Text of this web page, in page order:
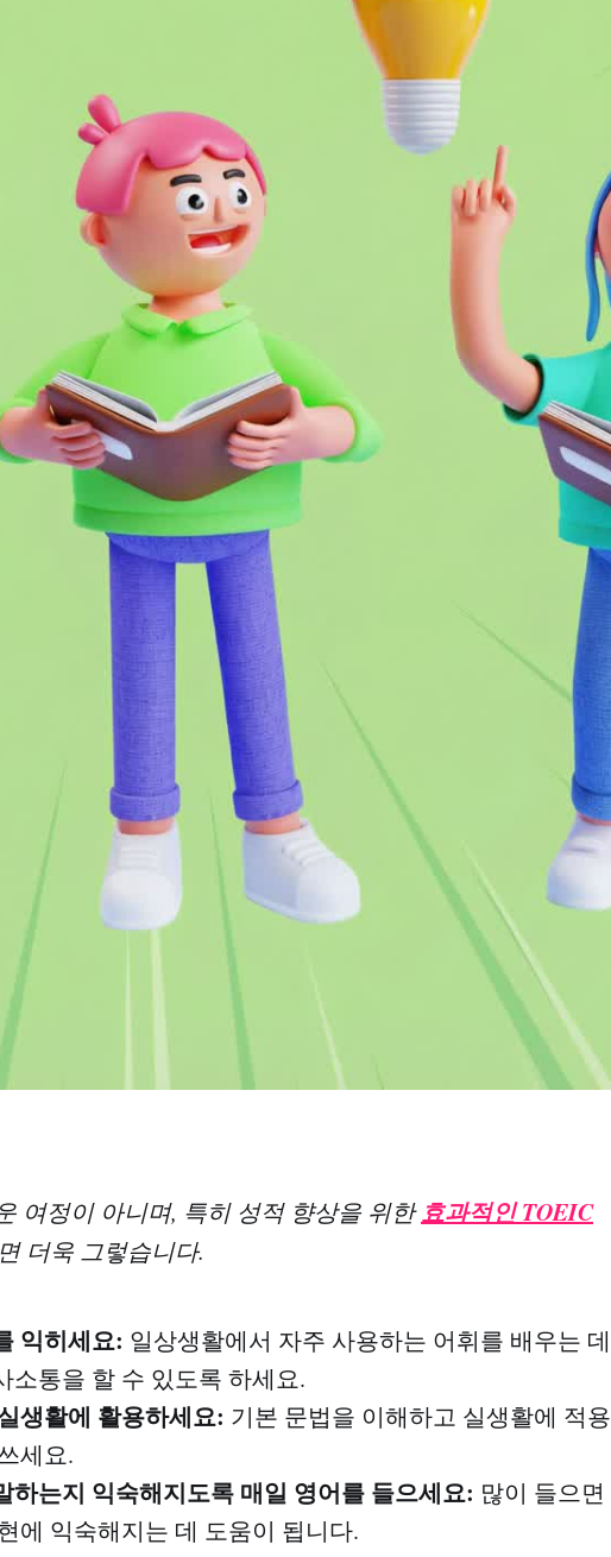
여정이 아니며, 특히 성적 향상을 위한 효과적인 TOEIC
더욱 그렇습니다.
익히세요: 일상생활에서 자주 사용하는 어휘를 배우는 데
소통을 할 수 있도록 하세요.
생활에 활용하세요: 기본 문법을 이해하고 실생활에 적용
세요.
하는지 익숙해지도록 매일 영어를 들으세요: 많이 들으면
에 익숙해지는 데 도움이 됩니다.